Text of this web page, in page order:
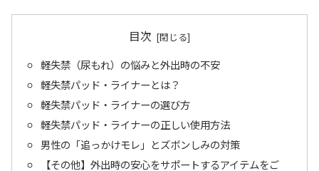
目次
軽失禁（尿もれ）の悩みと外出時の不安
軽失禁パッド・ライナーとは？
軽失禁パッド・ライナーの選び方
軽失禁パッド・ライナーの正しい使用方法
男性の「追っかけモレ」とズボンしみの対策
【その他】外出時の安心をサポートするアイテムをご